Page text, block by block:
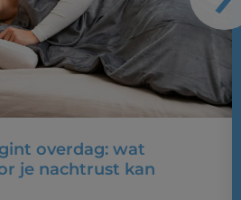
overdag: wat
je nachtrust kan